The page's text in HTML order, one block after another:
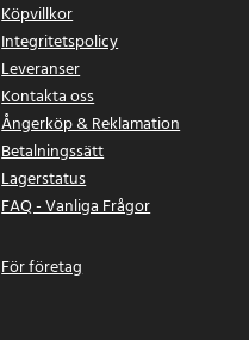
Köpvillkor
Integritetspolicy
Leveranser
Kontakta oss
Ångerköp & Reklamation
Betalningssätt
Lagerstatus
FAQ - Vanliga Frågor
För företag